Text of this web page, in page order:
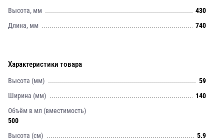
Высота, мм
430
Длина, мм
740
Характеристики товара
Высота (мм)
59
Ширина (мм)
140
Объём в мл (вместимость)
500
Высота (см)
5.9